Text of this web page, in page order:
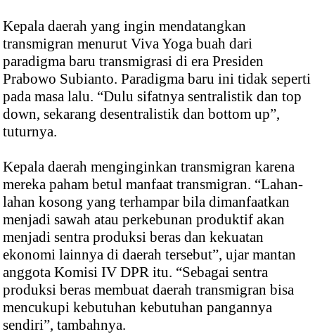
Kepala daerah yang ingin mendatangkan
transmigran menurut Viva Yoga buah dari
paradigma baru transmigrasi di era Presiden
Prabowo Subianto. Paradigma baru ini tidak seperti
pada masa lalu. “Dulu sifatnya sentralistik dan top
down, sekarang desentralistik dan bottom up”,
tuturnya.
Kepala daerah menginginkan transmigran karena
mereka paham betul manfaat transmigran. “Lahan-
lahan kosong yang terhampar bila dimanfaatkan
menjadi sawah atau perkebunan produktif akan
menjadi sentra produksi beras dan kekuatan
ekonomi lainnya di daerah tersebut”, ujar mantan
anggota Komisi IV DPR itu. “Sebagai sentra
produksi beras membuat daerah transmigran bisa
mencukupi kebutuhan kebutuhan pangannya
sendiri”, tambahnya.